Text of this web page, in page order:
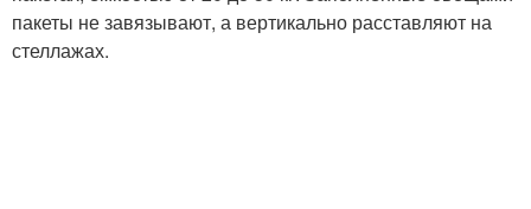
пакеты не завязывают, а вертикально расставляют на
стеллажах.